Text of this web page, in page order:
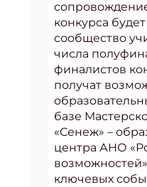
конкурса
сообщество
числа
финалистов
получат
базе
«Сенеж» –
центра АНО
ключевых